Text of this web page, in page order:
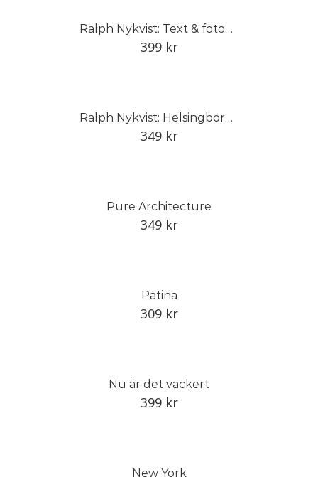
Ralph Nykvist: Text & fotografi
399 kr
Ralph Nykvist: Helsingborg, Sverige, världen
349 kr
Pure Architecture
349 kr
Patina
309 kr
Nu är det vackert
399 kr
New York